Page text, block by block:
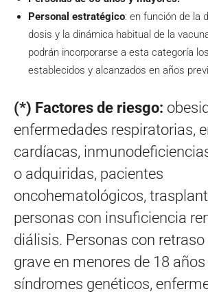
Personal estratégico: en función de la
dosis y la dinámica habitual de la
podrán incorporarse a esta categoría
establecidos y alcanzados en años
(*) Factores de riesgo:
enfermedades respiratorias,
cardíacas,
o adquiridas, pacientes
oncohematológicos,
personas con insuficiencia
diálisis. Personas con
grave en menores de 18 años
síndromes genéticos,